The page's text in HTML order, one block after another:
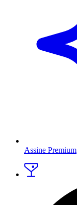
Assine Premium